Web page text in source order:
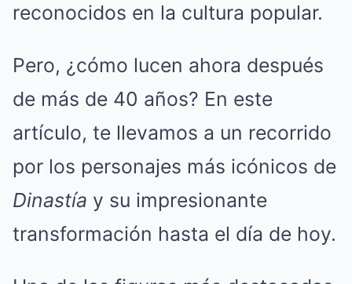
reconocidos en la cultura popular.
Pero, ¿cómo lucen ahora después
de más de 40 años? En este
artículo, te llevamos a un recorrido
por los personajes más icónicos de
Dinastía y su impresionante
transformación hasta el día de hoy.